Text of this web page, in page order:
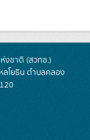
งชาติ (สวทช.)
ลโยธิน ตำบลคลอง